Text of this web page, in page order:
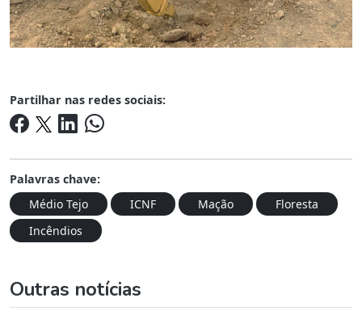
Partilhar nas redes sociais:
Palavras chave:
Médio Tejo
ICNF Mação
Floresta
Incêndios
Outras notícias